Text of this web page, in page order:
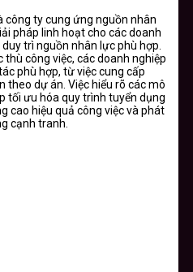
công ty cung ứng nguồn nhân
pháp linh hoạt cho các doanh
trì nguồn nhân lực phù hợp.
công việc, các doanh nghiệp
phù hợp, từ việc cung cấp
theo dự án. Việc hiểu rõ các mô
tối ưu hóa quy trình tuyển dụng
cao hiệu quả công việc và phát
cạnh tranh.